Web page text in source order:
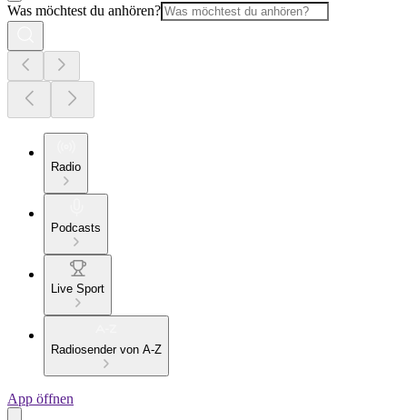
Was möchtest du anhören?
Radio
Podcasts
Live Sport
Radiosender von A-Z
App öffnen